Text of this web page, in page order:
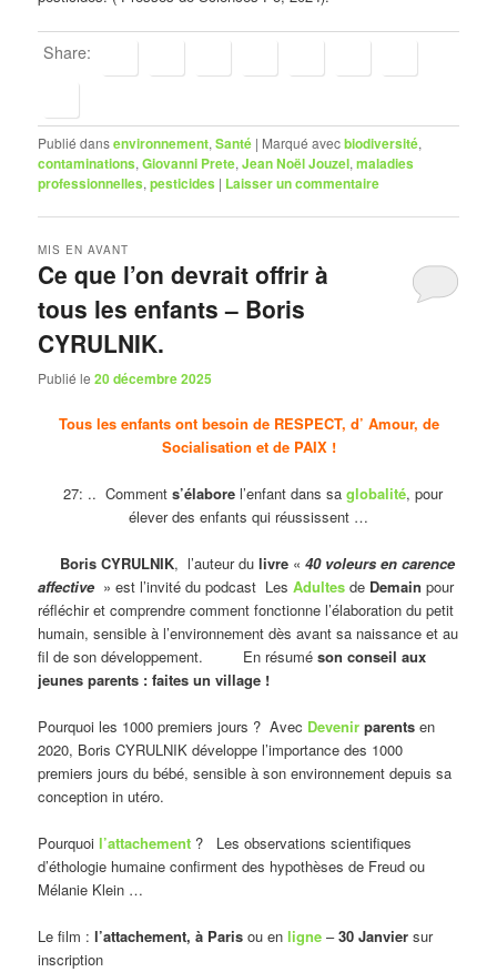
Share:
Publié dansenvironnement,Santé | Marqué avecbiodiversité,
contaminations,Giovanni Prete,Jean Noël Jouzel,maladies
professionnelles,pesticides | Laisser un commentaire
Ce que l’on devrait offrir à
tous les enfants – Boris
CYRULNIK.
MIS EN AVANT
Publié le20 décembre 2025
Tous les enfants ont besoin de RESPECT, d’ Amour, de
Socialisation et de PAIX !
27: .. Comment s’élabore l’enfant dans sa globalité, pour
élever des enfants qui réussissent …
Boris CYRULNIK, l’auteur du livre «40 voleurs en carence
affective » est l’invité du podcast LesAdultes de Demain pour
réfléchir et comprendre comment fonctionne l’élaboration du petit
humain, sensible à l’environnement dès avant sa naissance et au
fil de son développement. En résuméson conseil aux
jeunes parents : faites un village !
Pourquoi les 1000 premiers jours ? Avec Devenir parents en
2020, Boris CYRULNIK développe l’importance des 1000
premiers jours du bébé, sensible à son environnement depuis sa
conception in utéro.
Pourquoil’attachement ? Les observations scientifiques
d’éthologie humaine confirment des hypothèses de Freud ou
Mélanie Klein …
Le film : l’attachement, à Parisou en ligne –30 Janvier sur
inscription